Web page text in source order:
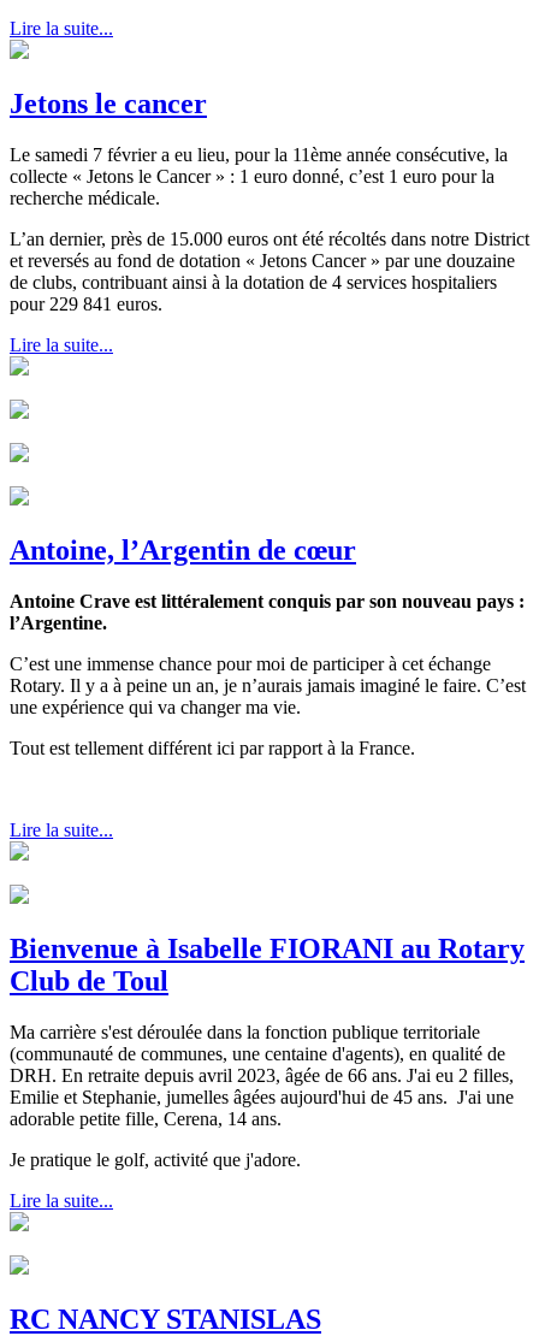
Lire la suite...
Jetons le cancer
Le samedi 7 février a eu lieu, pour la 11ème année consécutive, la
collecte « Jetons le Cancer » : 1 euro donné, c’est 1 euro pour la
recherche médicale.
L’an dernier, près de 15.000 euros ont été récoltés dans notre District
et reversés au fond de dotation « Jetons Cancer » par une douzaine
de clubs, contribuant ainsi à la dotation de 4 services hospitaliers
pour 229 841 euros.
Lire la suite...
Antoine, l’Argentin de cœur
Antoine Crave est littéralement conquis par son nouveau pays :
l’Argentine.
C’est une immense chance pour moi de participer à cet échange
Rotary. Il y a à peine un an, je n’aurais jamais imaginé le faire. C’est
une expérience qui va changer ma vie.
Tout est tellement différent ici par rapport à la France.
Lire la suite...
Bienvenue à Isabelle FIORANI au Rotary
Club de Toul
Ma carrière s'est déroulée dans la fonction publique territoriale
(communauté de communes, une centaine d'agents), en qualité de
DRH. En retraite depuis avril 2023, âgée de 66 ans. J'ai eu 2 filles,
Emilie et Stephanie, jumelles âgées aujourd'hui de 45 ans. J'ai une
adorable petite fille, Cerena, 14 ans.
Je pratique le golf, activité que j'adore.
Lire la suite...
RC NANCY STANISLAS